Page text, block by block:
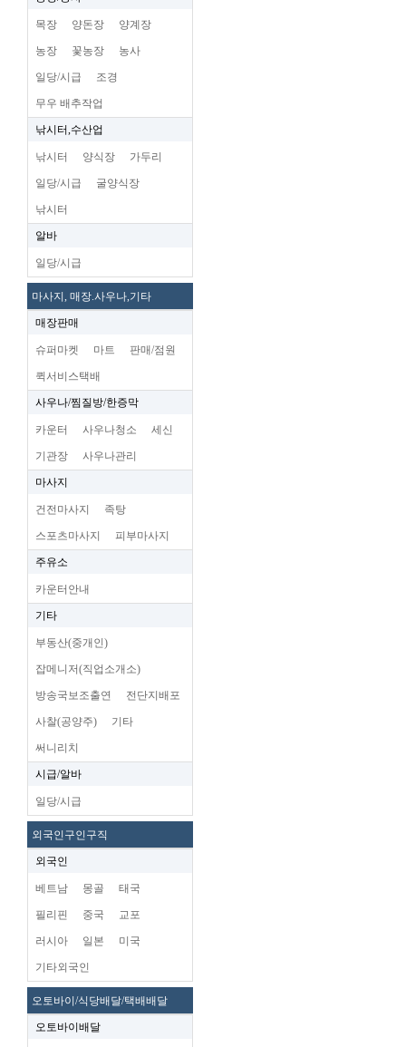
목장 양돈장 양계장
농장 꽃농장 농사
일당/시급 조경
무우 배추작업
낚시터,수산업
낚시터 양식장 가두리
일당/시급 굴양식장
낚시터
알바
일당/시급
마사지, 매장.사우나,기타
매장판매
슈퍼마켓 마트 판매/점원
퀵서비스택배
사우나/찜질방/한증막
카운터 사우나청소 세신
기관장 사우나관리
마사지
건전마사지 족탕
스포츠마사지 피부마사지
주유소
카운터안내
기타
부동산(중개인)
잡메니저(직업소개소)
방송국보조출연 전단지배포
사찰(공양주) 기타
써니리치
시급/알바
일당/시급
외국인구인구직
외국인
베트남 몽골 태국
필리핀 중국 교포
러시아 일본 미국
기타외국인
오토바이/식당배달/택배배달
오토바이배달